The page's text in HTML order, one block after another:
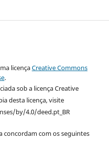
licençaCreative Commons
.
sob a licença Creative
desta licença, visite
by/4.0/deed.pt_BR
concordam com os seguintes